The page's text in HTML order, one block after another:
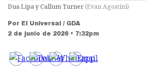
Dua Lipa y Callum Turner(Evan Agostini)
Por El Universal / GDA
2 de junio de 2026 • 7:32pm